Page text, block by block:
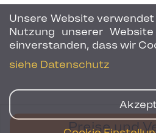
Preise und
Unsere Website
Nutzung unserer
einverstanden, dass wir
siehe Datenschutz